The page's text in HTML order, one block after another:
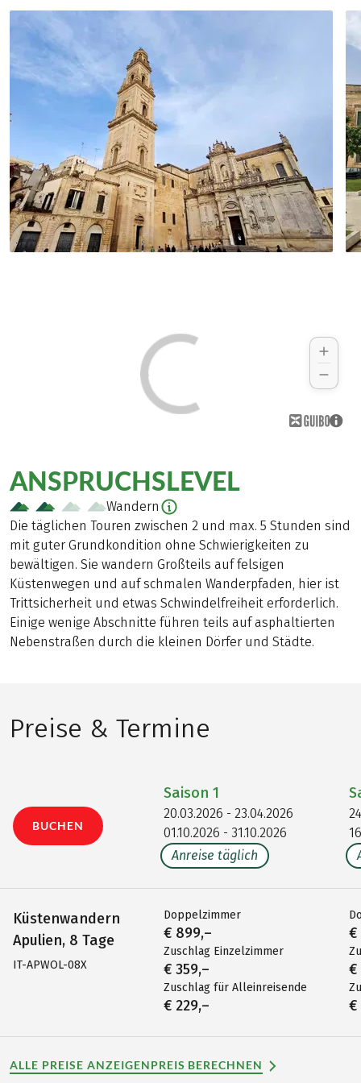
Gagliano del Capo, von wo es per Transfer
in die barocke Stadt Lecce geht.
ANSPRUCHSLEVEL
Wandern
Die täglichen Touren zwischen 2 und max. 5 Stunden sind
mit guter Grundkondition ohne Schwierigkeiten zu
bewältigen. Sie wandern Großteils auf felsigen
Küstenwegen und auf schmalen Wanderpfaden, hier ist
Trittsicherheit und etwas Schwindelfreiheit erforderlich.
Einige wenige Abschnitte führen teils auf asphaltierten
Nebenstraßen durch die kleinen Dörfer und Städte.
Preise & Termine
BUCHEN
Küstenwandern
Apulien, 8 Tage
IT-APWOL-08X
Saison 1
20.03.2026 - 23.04.2026
01.10.2026 - 31.10.2026
Anreise täglich
Doppelzimmer
€ 899,–
Zuschlag Einzelzimmer
€ 359,–
Zuschlag für Alleinreisende
€ 229,–
€
€
€
ALLE PREISE ANZEIGENPREIS BERECHNEN